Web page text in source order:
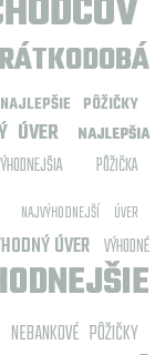
NAJLEPŠIE PÔŽIČKY
ÚVER
NAJLEPŠIA
PÔŽIČKA
NAJVÝHODNEJŠÍ ÚVER
ÚVER VÝHODNÉ
NEBANKOVÉ PÔŽIČKY